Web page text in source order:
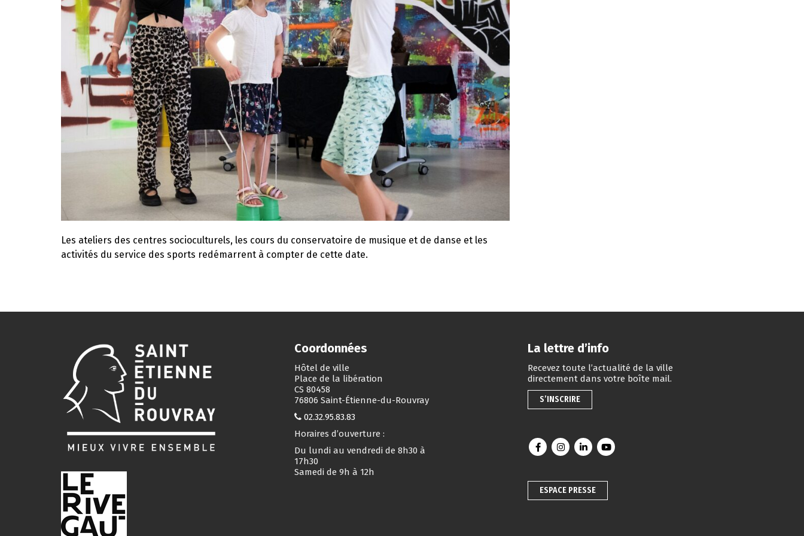
Les ateliers des centres socioculturels, les cours du conservatoire de musique et de danse et les
activités du service des sports redémarrent à compter de cette date.
Coordonnées
Hôtel de ville
Place de la libération
CS 80458
76806 Saint-Étienne-du-Rouvray
02.32.95.83.83
Horaires d’ouverture :
Du lundi au vendredi de 8h30 à
17h30
Samedi de 9h à 12h
La lettre d’info
Recevez toute l’actualité de la ville
directement dans votre boîte mail.
S’INSCRIRE
Lien vers le compte Facebook
Lien vers le compte Instagram
Lien vers le compte Linkedin
Lien vers la chaîne Youtube
ESPACE PRESSE